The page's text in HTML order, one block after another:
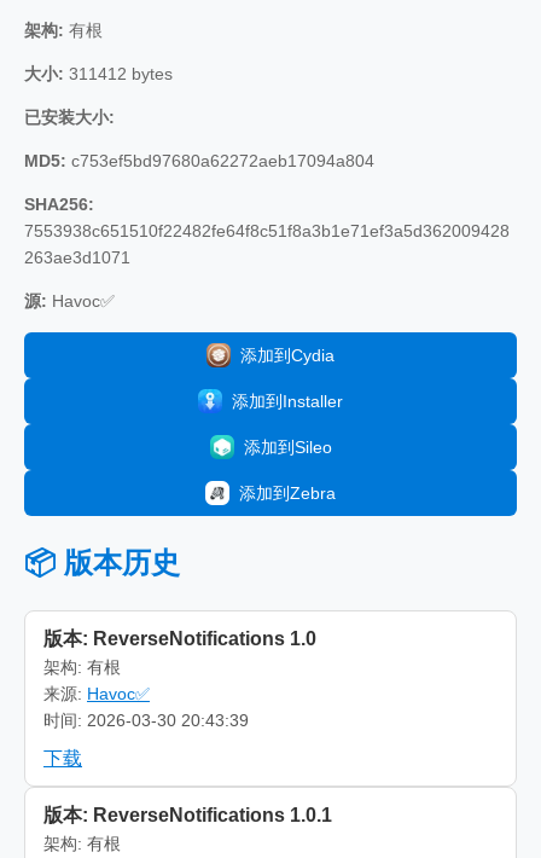
架构: 有根
大小: 311412 bytes
已安装大小:
MD5: c753ef5bd97680a62272aeb17094a804
SHA256:
7553938c651510f22482fe64f8c51f8a3b1e71ef3a5d362009428
263ae3d1071
源: Havoc✅
添加到Cydia
添加到Installer
添加到Sileo
添加到Zebra
📦 版本历史
版本: ReverseNotifications 1.0
架构: 有根
来源: Havoc✅
时间: 2026-03-30 20:43:39
下载
版本: ReverseNotifications 1.0.1
架构: 有根